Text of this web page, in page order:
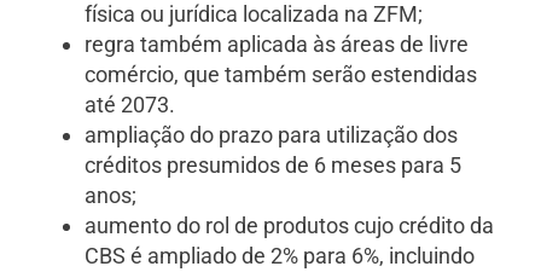
física ou jurídica localizada na ZFM;
regra também aplicada às áreas de livre
comércio, que também serão estendidas
até 2073.
ampliação do prazo para utilização dos
créditos presumidos de 6 meses para 5
anos;
aumento do rol de produtos cujo crédito da
CBS é ampliado de 2% para 6%, incluindo